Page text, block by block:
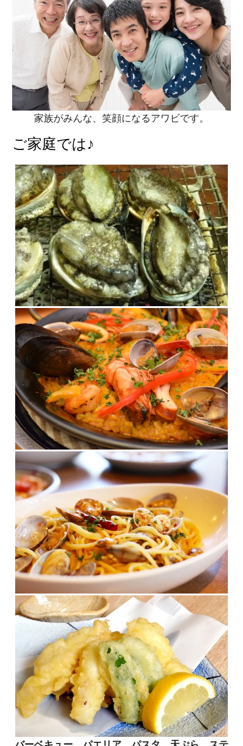
家族がみんな、笑顔になるアワビです。
ご家庭では♪